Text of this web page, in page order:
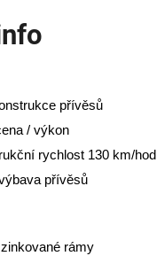
přívěsů
/ výkon
rychlost 130 km/hod
přívěsů
rámy